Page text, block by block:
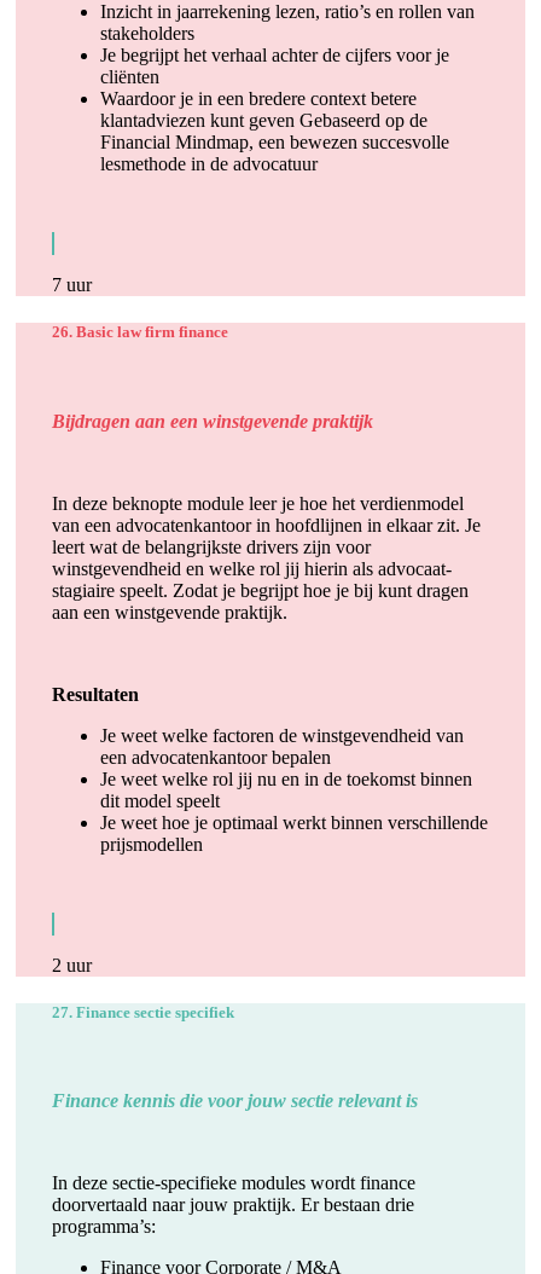
Inzicht in jaarrekening lezen, ratio’s en rollen van
stakeholders
Je begrijpt het verhaal achter de cijfers voor je
cliënten
Waardoor je in een bredere context betere
klantadviezen kunt geven Gebaseerd op de
Financial Mindmap, een bewezen succesvolle
lesmethode in de advocatuur
7 uur
26. Basic law firm finance
Bijdragen aan een winstgevende praktijk
In deze beknopte module leer je hoe het verdienmodel
van een advocatenkantoor in hoofdlijnen in elkaar zit. Je
leert wat de belangrijkste drivers zijn voor
winstgevendheid en welke rol jij hierin als advocaat-
stagiaire speelt. Zodat je begrijpt hoe je bij kunt dragen
aan een winstgevende praktijk.
Resultaten
Je weet welke factoren de winstgevendheid van
een advocatenkantoor bepalen
Je weet welke rol jij nu en in de toekomst binnen
dit model speelt
Je weet hoe je optimaal werkt binnen verschillende
prijsmodellen
2 uur
27. Finance sectie specifiek
Finance kennis die voor jouw sectie relevant is
In deze sectie-specifieke modules wordt finance
doorvertaald naar jouw praktijk. Er bestaan drie
programma’s:
Finance voor Corporate / M&A